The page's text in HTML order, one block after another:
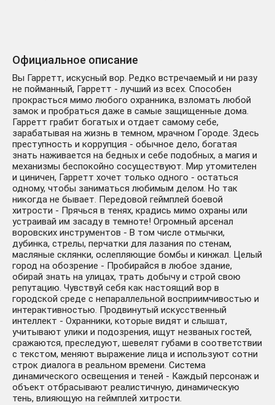
Официальное описание
Вы Гарретт, искусный вор. Редко встречаемый и ни разу
не пойманный, Гарретт - лучший из всех. Способен
прокрасться мимо любого охранника, взломать любой
замок и пробраться даже в самые защищенные дома.
Гарретт грабит богатых и отдает самому себе,
зарабатывая на жизнь в темном, мрачном Городе. Здесь
преступность и коррупция - обычное дело, богатая
знать наживается на бедных и себе подобных, а магия и
механизмы беспокойно сосуществуют. Мир утомителен
и циничен, Гарретт хочет только одного - остаться
одному, чтобы заниматься любимым делом. Но так
никогда не бывает. Передовой геймплей боевой
хитрости - Прячься в тенях, крадись мимо охраны или
устраивай им засаду в темноте! Огромный арсенал
воровских инструментов - В том числе отмычки,
дубинка, стрелы, перчатки для лазания по стенам,
масляные склянки, ослепляющие бомбы и кинжал. Целый
город на обозрение - Пробирайся в любое здание,
обирай знать на улицах, трать добычу и строй свою
репутацию. Чувствуй себя как настоящий вор в
городской среде с непараллельной восприимчивостью и
интерактивностью. Продвинутый искусственный
интеллект - Охранники, которые видят и слышат,
учитывают улики и подозрения, ищут незваных гостей,
сражаются, преследуют, шевелят губами в соответствии
с текстом, меняют выражение лица и используют сотни
строк диалога в реальном времени. Система
динамического освещения и теней - Каждый персонаж и
объект отбрасывают реалистичную, динамическую
тень, влияющую на геймплей хитрости.